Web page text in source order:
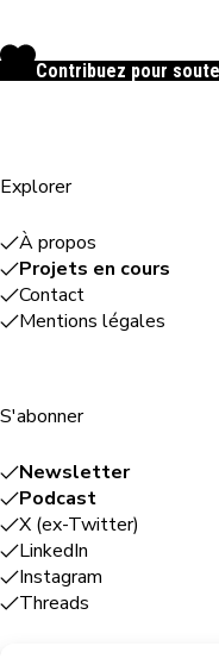
Contribuez pour
Explorer
À propos
Projets en cours
Contact
Mentions légales
S'abonner
Newsletter
Podcast
X (ex-Twitter)
LinkedIn
Instagram
Threads